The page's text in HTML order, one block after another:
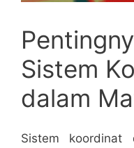
‌Sistem
dalam⁣
Sistem koordinat